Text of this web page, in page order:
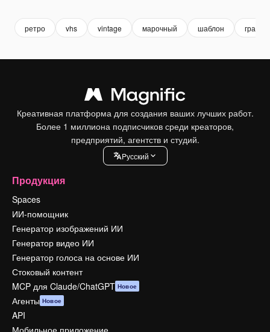
ретро vhs vintage марочный шаблон гранж
Креативная платформа для создания ваших лучших работ.
Более 1 миллиона подписчиков среди креаторов,
предприятий, агентств и студий.
Pусский
Продукция
Spaces
ИИ-помощник
Генератор изображений ИИ
Генератор видео ИИ
Генератор голоса на основе ИИ
Стоковый контент
MCP для Claude/ChatGPT Новое
Агенты Новое
API